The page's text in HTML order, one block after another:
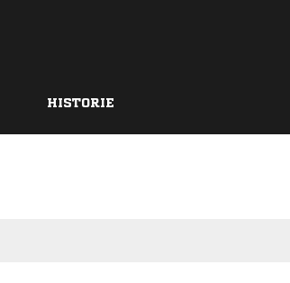
HISTORIE